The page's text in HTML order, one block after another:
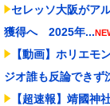
セレッソ大阪がア
獲得へ 2025年...
【動画】ホリエモ
ジオ誰も反論できず
【超速報】靖國神